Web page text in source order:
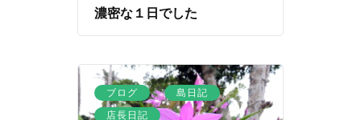
濃密な１日でした
ブログ 、 島日記 、
店長日記